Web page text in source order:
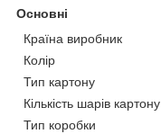
Основні
Країна виробник
Колір
Тип картону
Кількість шарів картону
Тип коробки